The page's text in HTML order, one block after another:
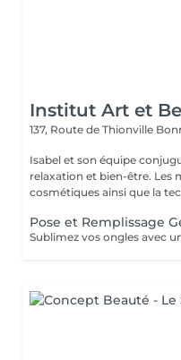
Institut Art et
137, Route de Thionville
Isabel et son équipe
relaxation et bien-être. Les meilleures marques esthétiques et
cosmétiques ainsi que la
Pose et Remplissage